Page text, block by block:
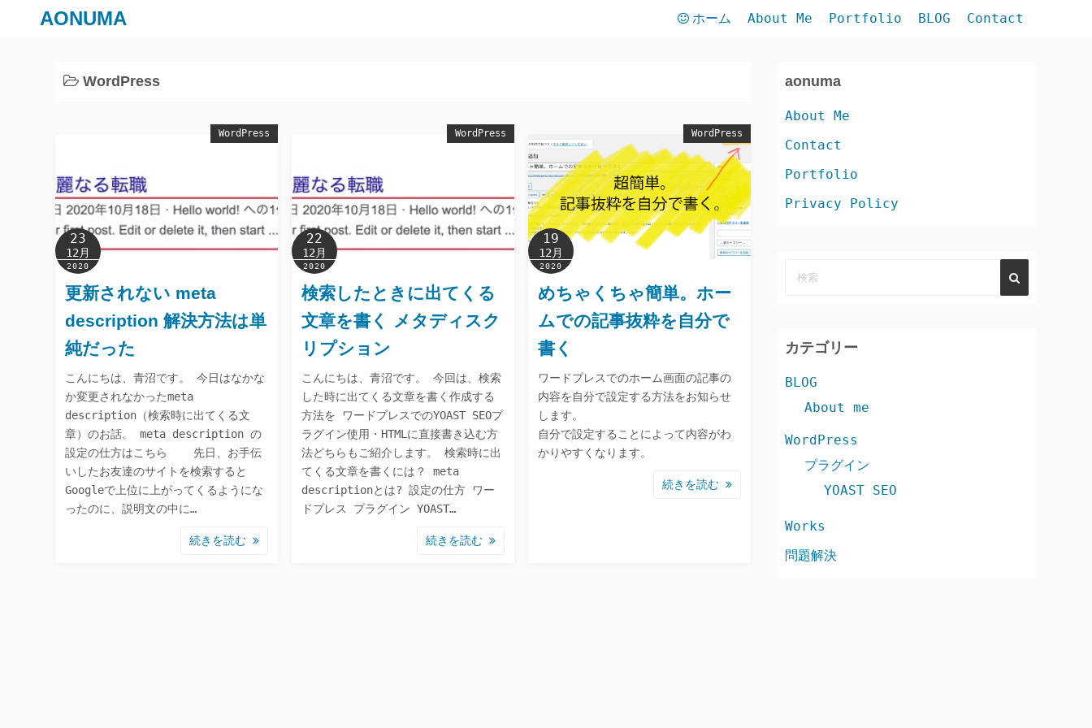
AONUMA ホーム About Me Portfolio BLOG Contact
WordPress
WordPress
23
12月
2020
更新されない meta
description 解決方法は単
純だった
こんにちは、青沼です。 今日はなかな
か変更されなかったmeta
description（検索時に出てくる文
章）のお話。 meta description の
設定の仕方はこちら ‎ 先日、お手伝
いしたお友達のサイトを検索すると
Googleで上位に上がってくるようにな
ったのに、説明文の中に…
続きを読む
WordPress
22
12月
2020
検索したときに出てくる
文章を書く メタディスク
リプション
こんにちは、青沼です。 今回は、検索
した時に出てくる文章を書く作成する
方法を ワードプレスでのYOAST SEOプ
ラグイン使用・HTMLに直接書き込む方
法どちらもご紹介します。 検索時に出
てくる文章を書くには？ meta
descriptionとは? 設定の仕方 ワー
ドプレス プラグイン YOAST…
続きを読む
WordPress
19
12月
2020
めちゃくちゃ簡単。ホー
ムでの記事抜粋を自分で
書く
ワードプレスでのホーム画面の記事の
内容を自分で設定する方法をお知らせ
します。
自分で設定することによって内容がわ
かりやすくなります。
続きを読む
aonuma
About Me
Contact
Portfolio
Privacy Policy
カテゴリー
BLOG
About me
WordPress
プラグイン
YOAST SEO
Works
問題解決